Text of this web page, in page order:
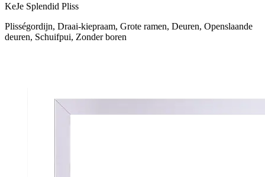
KeJe Splendid Pliss
Plisségordijn, Draai-kiepraam, Grote ramen, Deuren, Openslaande
deuren, Schuifpui, Zonder boren